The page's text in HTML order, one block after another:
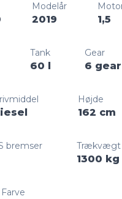
Modelår
2019 1,5
Tank
60 l
Gear
6 gear
Højde
162 cm
bremser Trækvægt
1300 kg
Farve